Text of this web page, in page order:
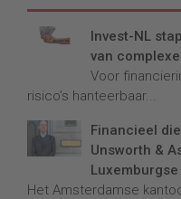
Invest-NL
van
Voor
risico’s hanteerbaar...
Financieel
Unsworth &
Het Amsterdamse